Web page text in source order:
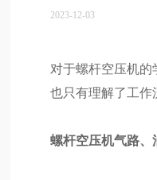
2023-12-03
对于螺杆空压机的
也只有理解了工作
螺杆空压机气路、